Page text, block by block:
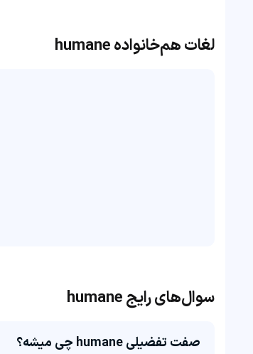
لغات هم‌خانواده humane
سوال‌های رایج humane
صفت تفضیلی humane چی میشه؟